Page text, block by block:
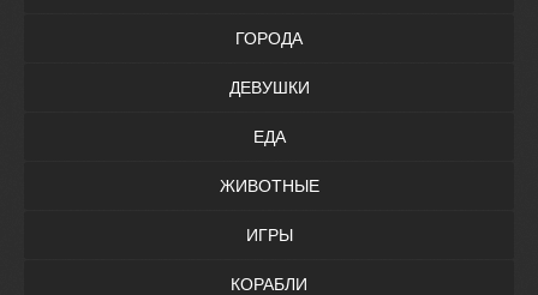
ГОРОДА
ДЕВУШКИ
ЕДА
ЖИВОТНЫЕ
ИГРЫ
КОРАБЛИ